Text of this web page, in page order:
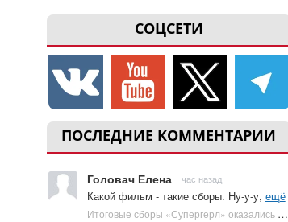
СОЦСЕТИ
ПОСЛЕДНИЕ КОММЕНТАРИИ
Головач Елена час назад
Какой фильм - такие сборы. Ну-у-у, ещё
Итоговые сборы «Супергерл» оказались худшими для DC за два десятилетия | Plugged In Ru